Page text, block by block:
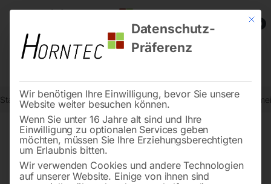
0
Start Drucklufttechnologie Druckluftwerkzeuge Abbruch-
Mit
Datenschutz-
Präferenz
Wir benötigen Ihre Einwilligung, bevor Sie unsere
Website weiter besuchen können.
Wenn Sie unter 16 Jahre alt sind und Ihre
Einwilligung zu optionalen Services geben
möchten, müssen Sie Ihre Erziehungsberechtigten
um Erlaubnis bitten.
Wir verwenden Cookies und andere Technologien
auf unserer Website. Einige von ihnen sind